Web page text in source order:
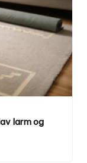
larm og